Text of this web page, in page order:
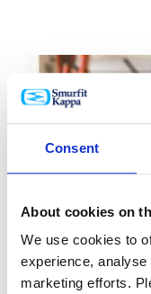
Consent
About cookies on
We use cookies to
experience,
marketing efforts.